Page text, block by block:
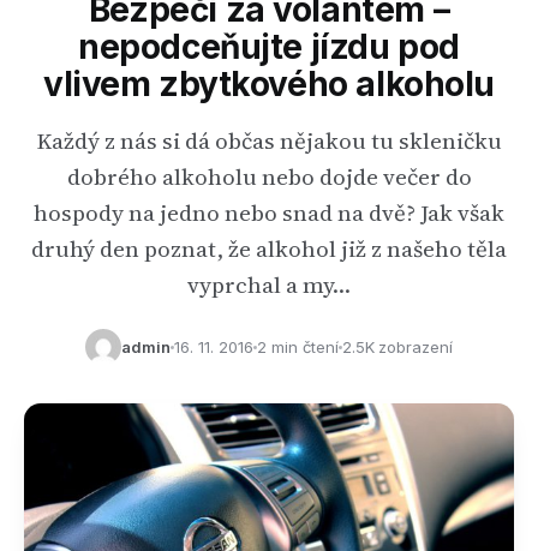
Bezpečí za volantem –
nepodceňujte jízdu pod
vlivem zbytkového alkoholu
Každý z nás si dá občas nějakou tu skleničku
dobrého alkoholu nebo dojde večer do
hospody na jedno nebo snad na dvě? Jak však
druhý den poznat, že alkohol již z našeho těla
vyprchal a my…
admin 16. 11. 2016 2 min čtení 2.5K zobrazení